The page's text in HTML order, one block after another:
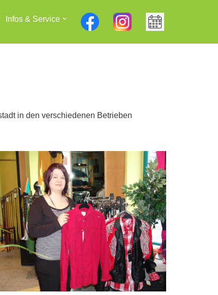
Infos & Service
in den verschiedenen Betrieben